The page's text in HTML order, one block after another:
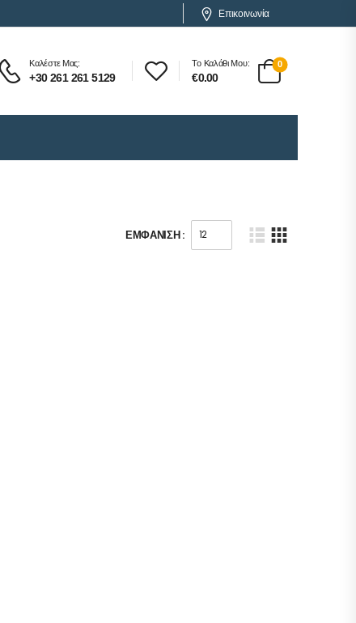
Επικοινωνία
Καλέστε Μας:
+30 261 261 5129
Το Καλάθι Μου:
€0.00
0
ΕΜΦΆΝΙΣΗ :